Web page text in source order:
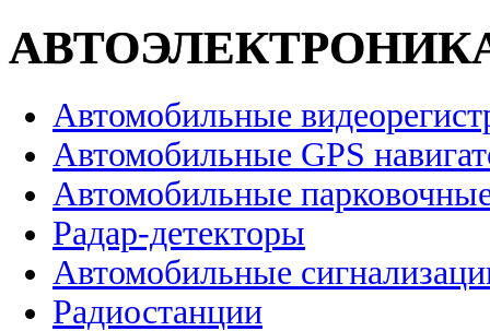
Автомобильные
Автомобильные GPS
Автомобильные
Радар-детекторы
Автомобильные
Радиостанции